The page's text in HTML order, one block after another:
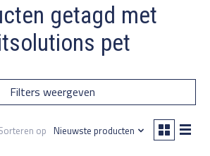
getagd met
pet
Filters weergeven
op Nieuwste producten